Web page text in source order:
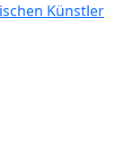
Künstler